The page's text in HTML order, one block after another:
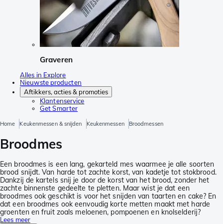
Graveren
Alles in Explore
Nieuwste producten
Aftikkers, acties & promoties
Klantenservice
Get Smarter
Home Keukenmessen & snijden Keukenmessen Broodmessen
Broodmes
Een broodmes is een lang, gekarteld mes waarmee je alle soorten
brood snijdt. Van harde tot zachte korst, van kadetje tot stokbrood.
Dankzij de kartels snij je door de korst van het brood, zonder het
zachte binnenste gedeelte te pletten. Maar wist je dat een
broodmes ook geschikt is voor het snijden van taarten en cake? En
dat een broodmes ook eenvoudig korte metten maakt met harde
groenten en fruit zoals meloenen, pompoenen en knolselderij?
Lees meer